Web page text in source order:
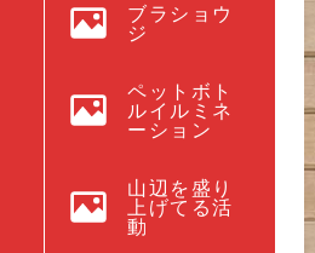
ブラショウ
ジ
ペットボト
ルイルミネ
ーション
山辺を盛り
上げてる活
動